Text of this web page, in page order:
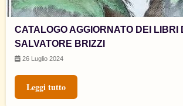
CATALOGO AGGIORNATO DEI LIBRI
SALVATORE BRIZZI
26 Luglio 2024
Leggi tutto